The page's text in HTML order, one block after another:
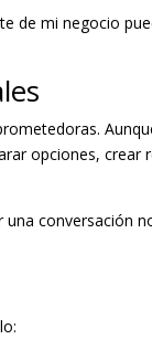
de mi negocio
opciones, crear
conversación